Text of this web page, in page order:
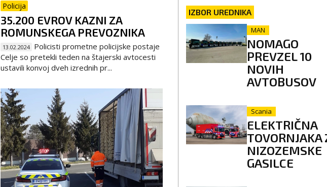
Policija
35.200 EVROV KAZNI ZA
ROMUNSKEGA PREVOZNIKA
13.02.2024 Policisti prometne policijske postaje
Celje so pretekli teden na štajerski avtocesti
ustavili konvoj dveh izrednih pr...
IZBOR UREDNIKA
MAN
NOMAGO
PREVZEL 10
NOVIH
AVTOBUSOV
Scania
ELEKTRIČNA
TOVORNJAKA
NIZOZEMSKE
GASILCE